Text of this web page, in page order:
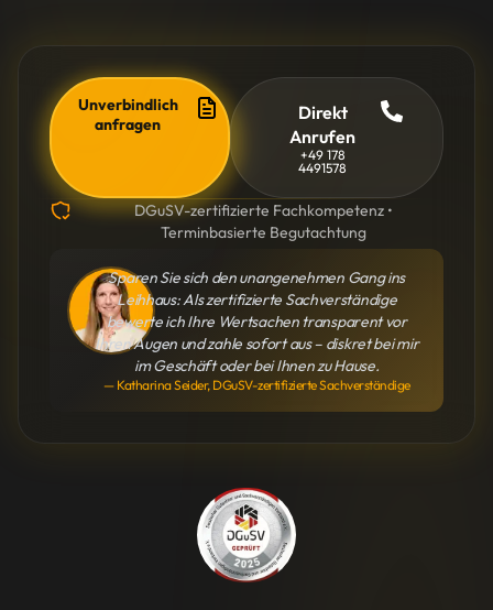
Unverbindlich
anfragen
Direkt
Anrufen
+49 178
4491578
DGuSV-zertifizierte Fachkompetenz •
Terminbasierte Begutachtung
Sparen Sie sich den unangenehmen Gang ins
Leihhaus: Als zertifizierte Sachverständige
bewerte ich Ihre Wertsachen transparent vor
Ihren Augen und zahle sofort aus – diskret bei mir
im Geschäft oder bei Ihnen zu Hause.
— Katharina Seider, DGuSV-zertifizierte Sachverständige